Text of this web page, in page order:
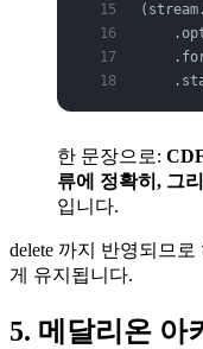
한 문장으로:
류에 정확히, 그
입니다.
delete 까지 반영되므
게 유지됩니다.
5. 메달리온